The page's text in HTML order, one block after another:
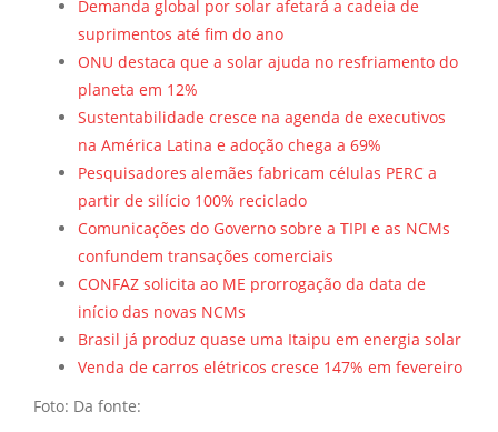
Demanda global por solar afetará a cadeia de
suprimentos até fim do ano
ONU destaca que a solar ajuda no resfriamento do
planeta em 12%
Sustentabilidade cresce na agenda de executivos
na América Latina e adoção chega a 69%
Pesquisadores alemães fabricam células PERC a
partir de silício 100% reciclado
Comunicações do Governo sobre a TIPI e as NCMs
confundem transações comerciais
CONFAZ solicita ao ME prorrogação da data de
início das novas NCMs
Brasil já produz quase uma Itaipu em energia solar
Venda de carros elétricos cresce 147% em fevereiro
Foto: Da fonte: